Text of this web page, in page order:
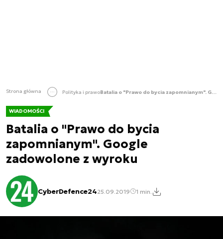
Strona główna Polityka i prawo Batalia o "Prawo do bycia zapomnianym". Google zadowolone z wyroku
WIADOMOŚCI
Batalia o "Prawo do bycia
zapomnianym". Google
zadowolone z wyroku
CyberDefence2425.09.2019 1 min.